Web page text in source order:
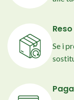
Se i